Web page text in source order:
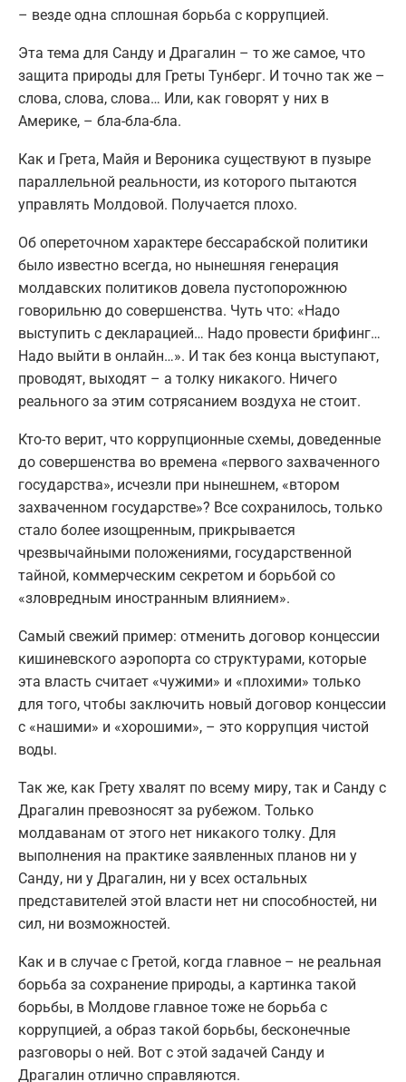
– везде одна сплошная борьба с коррупцией.
Эта тема для Санду и Драгалин – то же самое, что
защита природы для Греты Тунберг. И точно так же –
слова, слова, слова… Или, как говорят у них в
Америке, – бла-бла-бла.
Как и Грета, Майя и Вероника существуют в пузыре
параллельной реальности, из которого пытаются
управлять Молдовой. Получается плохо.
Об опереточном характере бессарабской политики
было известно всегда, но нынешняя генерация
молдавских политиков довела пустопорожнюю
говорильню до совершенства. Чуть что: «Надо
выступить с декларацией… Надо провести брифинг…
Надо выйти в онлайн…». И так без конца выступают,
проводят, выходят – а толку никакого. Ничего
реального за этим сотрясанием воздуха не стоит.
Кто-то верит, что коррупционные схемы, доведенные
до совершенства во времена «первого захваченного
государства», исчезли при нынешнем, «втором
захваченном государстве»? Все сохранилось, только
стало более изощренным, прикрывается
чрезвычайными положениями, государственной
тайной, коммерческим секретом и борьбой со
«зловредным иностранным влиянием».
Самый свежий пример: отменить договор концессии
кишиневского аэропорта со структурами, которые
эта власть считает «чужими» и «плохими» только
для того, чтобы заключить новый договор концессии
с «нашими» и «хорошими», – это коррупция чистой
воды.
Так же, как Грету хвалят по всему миру, так и Санду с
Драгалин превозносят за рубежом. Только
молдаванам от этого нет никакого толку. Для
выполнения на практике заявленных планов ни у
Санду, ни у Драгалин, ни у всех остальных
представителей этой власти нет ни способностей, ни
сил, ни возможностей.
Как и в случае с Гретой, когда главное – не реальная
борьба за сохранение природы, а картинка такой
борьбы, в Молдове главное тоже не борьба с
коррупцией, а образ такой борьбы, бесконечные
разговоры о ней. Вот с этой задачей Санду и
Драгалин отлично справляются.